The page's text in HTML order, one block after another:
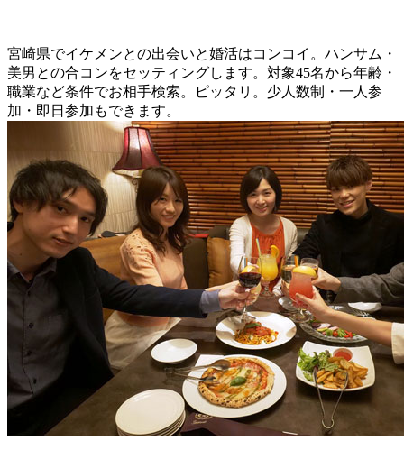
宮崎県でイケメンとの出会いと婚活はコンコイ。ハンサム・
美男との合コンをセッティングします。対象45名から年齢・
職業など条件でお相手検索。ピッタリ。少人数制・一人参
加・即日参加もできます。